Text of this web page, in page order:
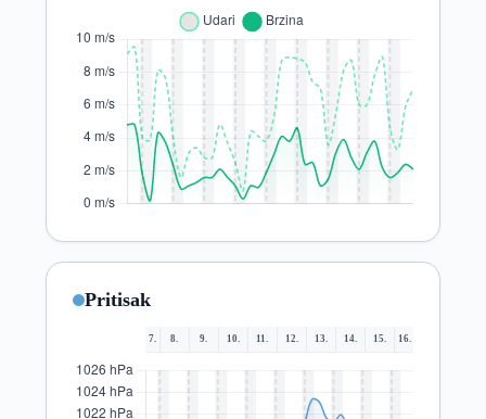
Pritisak
7. 8. 9. 10. 11. 12. 13. 14. 15. 16.